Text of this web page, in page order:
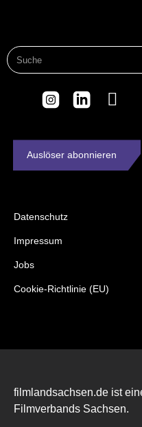
Auslöser abonnieren
Datenschutz
Impressum
Jobs
Cookie-Richtlinie (EU)
filmlandsachsen.de ist
Filmverbands Sachsen.